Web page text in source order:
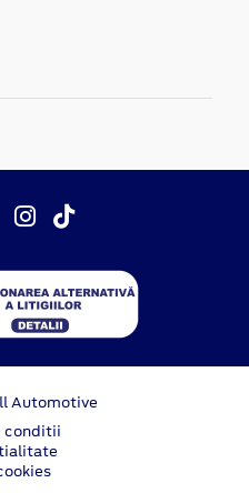
Automotive
conditii